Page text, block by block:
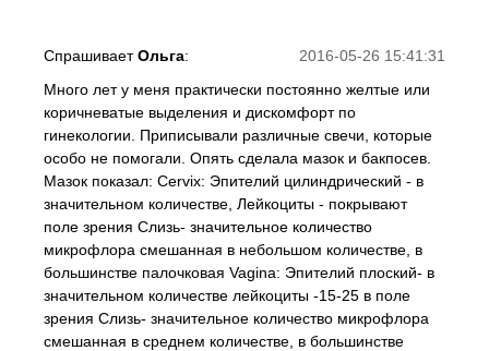
2016-05-26 15:41:31
СпрашиваетОльга:
Много лет у меня практически постоянно желтые или
коричневатые выделения и дискомфорт по
гинекологии. Приписывали различные свечи, которые
особо не помогали. Опять сделала мазок и бакпосев.
Мазок показал: Cervix: Эпителий цилиндрический - в
значительном количестве, Лейкоциты - покрывают
поле зрения Слизь- значительное количество
микрофлора смешанная в небольшом количестве, в
большинстве палочковая Vagina: Эпителий плоский- в
значительном количестве лейкоциты -15-25 в поле
зрения Слизь- значительное количество микрофлора
смешанная в среднем количестве, в большинстве